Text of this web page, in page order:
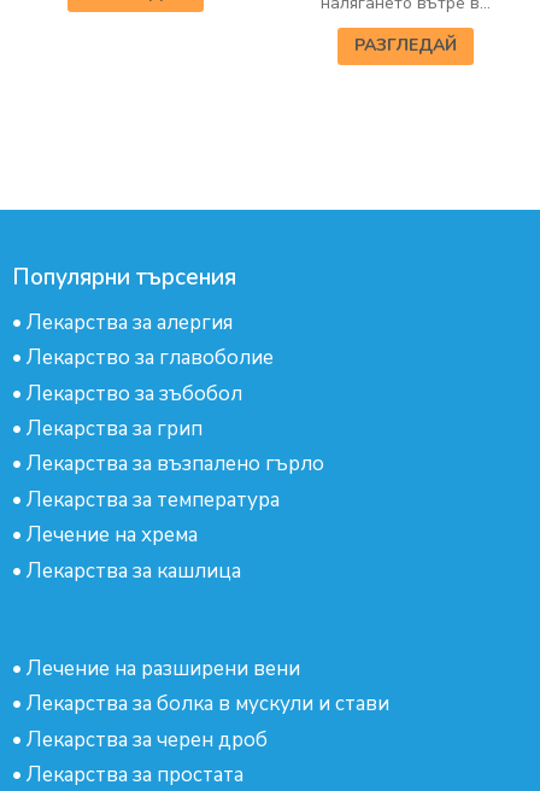
РАЗГЛЕДАЙ
Популярни търсения
• Лекарства за алергия
• Лекарство за главоболие
• Лекарство за зъбобол
• Лекарства за грип
• Лекарства за възпалено гърло
• Лекарства за температура
• Лечение на хрема
• Лекарства за кашлица
• Лечение на разширени вени
• Лекарства за болка в мускули и стави
• Лекарства за черен дроб
• Лекарства за простата